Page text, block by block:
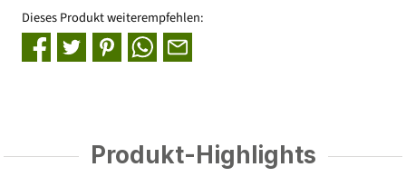
Dieses Produkt weiterempfehlen:
Produkt-Highlights